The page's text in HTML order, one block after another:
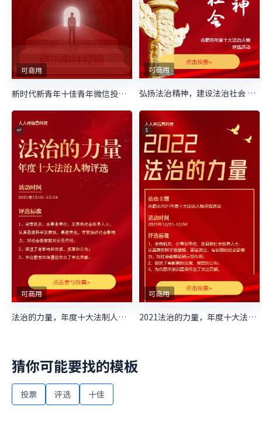
可商用
新时代新青年十佳青年微信投票活动
可商用
弘扬法治精神，建设法治社会 法制人物评选活动
可商用
法治的力量，年度十大法制人物评选
可商用
2021法治的力量，年度十大法制人物评选
猜你可能要找的模板
投票 评选 十佳